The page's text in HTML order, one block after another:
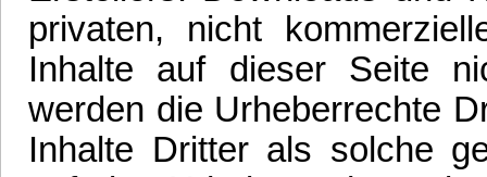
privaten, nicht
Inhalte auf dieser Seite
werden die Urheberrechte
Inhalte Dritter als solche